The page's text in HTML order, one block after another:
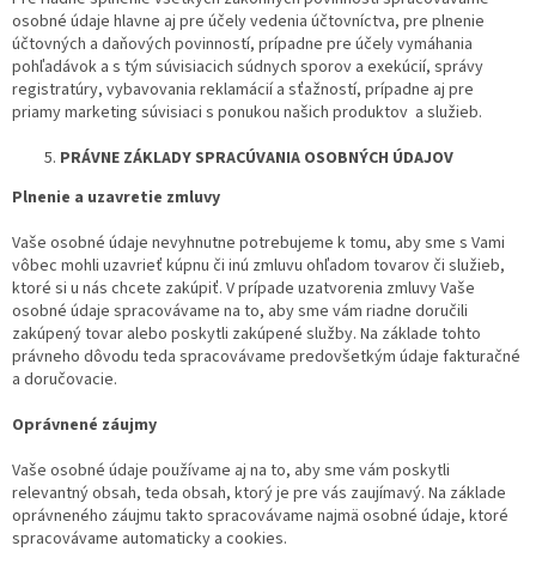
osobné údaje hlavne aj pre účely vedenia účtovníctva, pre plnenie
účtovných a daňových povinností, prípadne pre účely vymáhania
pohľadávok a s tým súvisiacich súdnych sporov a exekúcií, správy
registratúry, vybavovania reklamácií a sťažností, prípadne aj pre
priamy marketing súvisiaci s ponukou našich produktov a služieb.
PRÁVNE ZÁKLADY SPRACÚVANIA OSOBNÝCH ÚDAJOV
Plnenie a uzavretie zmluvy
Vaše osobné údaje nevyhnutne potrebujeme k tomu, aby sme s Vami
vôbec mohli uzavrieť kúpnu či inú zmluvu ohľadom tovarov či služieb,
ktoré si u nás chcete zakúpiť. V prípade uzatvorenia zmluvy Vaše
osobné údaje spracovávame na to, aby sme vám riadne doručili
zakúpený tovar alebo poskytli zakúpené služby. Na základe tohto
právneho dôvodu teda spracovávame predovšetkým údaje fakturačné
a doručovacie.
Oprávnené záujmy
Vaše osobné údaje používame aj na to, aby sme vám poskytli
relevantný obsah, teda obsah, ktorý je pre vás zaujímavý. Na základe
oprávneného záujmu takto spracovávame najmä osobné údaje, ktoré
spracovávame automaticky a cookies.